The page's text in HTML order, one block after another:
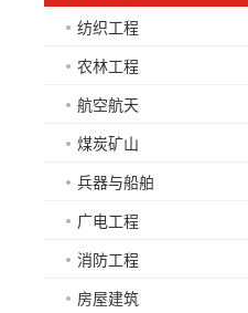
纺织工程
农林工程
航空航天
煤炭矿山
兵器与船舶
广电工程
消防工程
房屋建筑